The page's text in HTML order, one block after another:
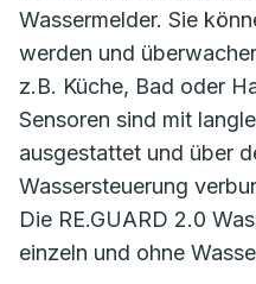
Wassermelder. Sie
werden und
z.B. Küche, Bad oder
Sensoren sind mit
ausgestattet und über
Wassersteuerung
Die RE.GUARD 2.0
einzeln und ohne